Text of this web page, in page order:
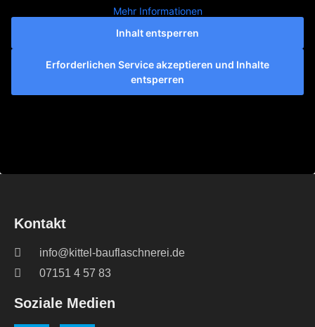
Mehr Informationen
Inhalt entsperren
Erforderlichen Service akzeptieren und Inhalte
entsperren
Kontakt
info@kittel-bauflaschnerei.de
07151 4 57 83
Soziale Medien